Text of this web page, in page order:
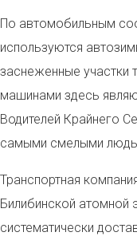
По автомобильным
используются
заснеженные
машинами здесь
Водителей Крайнего
самыми смелыми
Транспортная
Билибинской атомной
систематически